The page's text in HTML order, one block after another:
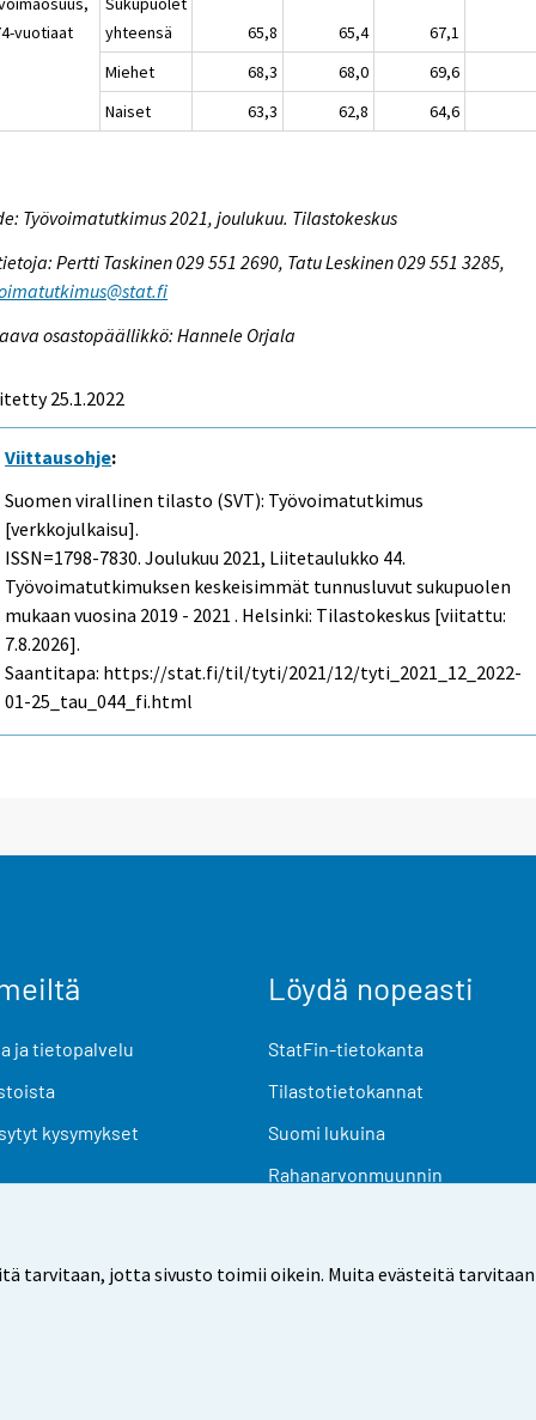
tarvitaan, jotta sivusto toimii oikein. Muita evästeitä
vuotiaat
yhteensä
65,8 65,4 67,1
Miehet
68,3 68,0 69,6
Naiset
63,3 62,8 64,6
Työvoimatutkimus 2021, joulukuu. Tilastokeskus
Pertti Taskinen 029 551 2690, Tatu Leskinen 029 551 3285,
osastopäällikkö: Hannele Orjala
25.1.2022
Viittausohje:
Suomen virallinen tilasto (SVT): Työvoimatutkimus
[verkkojulkaisu].
ISSN=1798-7830.Joulukuu 2021, Liitetaulukko 44.
Työvoimatutkimuksen keskeisimmät tunnusluvut sukupuolen
mukaan vuosina 2019 - 2021 . Helsinki: Tilastokeskus [viitattu:
7.8.2026].
Saantitapa: https://stat.fi/til/tyti/2021/12/tyti_2021_12_2022-
01-25_tau_044_fi.html
ja tietopalvelu
kysymykset
Löydä nopeasti
StatFin-tietokanta
Tilastotietokannat
Suomi lukuina
Rahanarvonmuunnin